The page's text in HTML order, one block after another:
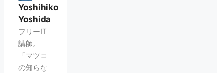
Yoshihiko
Yoshida
フリーIT
講師。
「マツコ
の知らな